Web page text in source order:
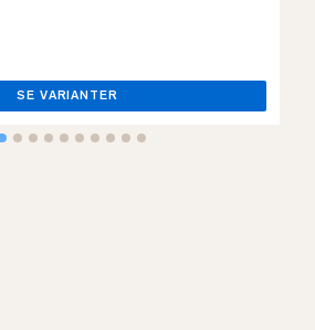
SE VARIANTER